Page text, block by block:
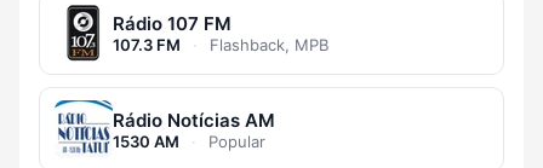
Rádio 107 FM
107.3 FM · Flashback, MPB
Rádio Notícias AM
1530 AM · Popular